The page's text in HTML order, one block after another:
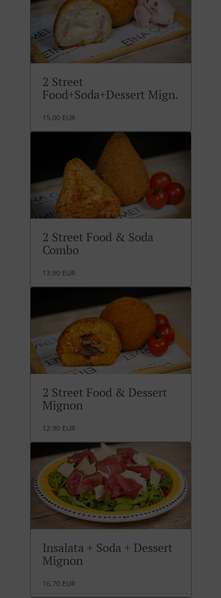
2 Street
Food+Soda+Dessert Mign.
15.00 EUR
2 Street Food & Soda
Combo
13.90 EUR
2 Street Food & Dessert
Mignon
12.90 EUR
Insalata + Soda + Dessert
Mignon
16.70 EUR